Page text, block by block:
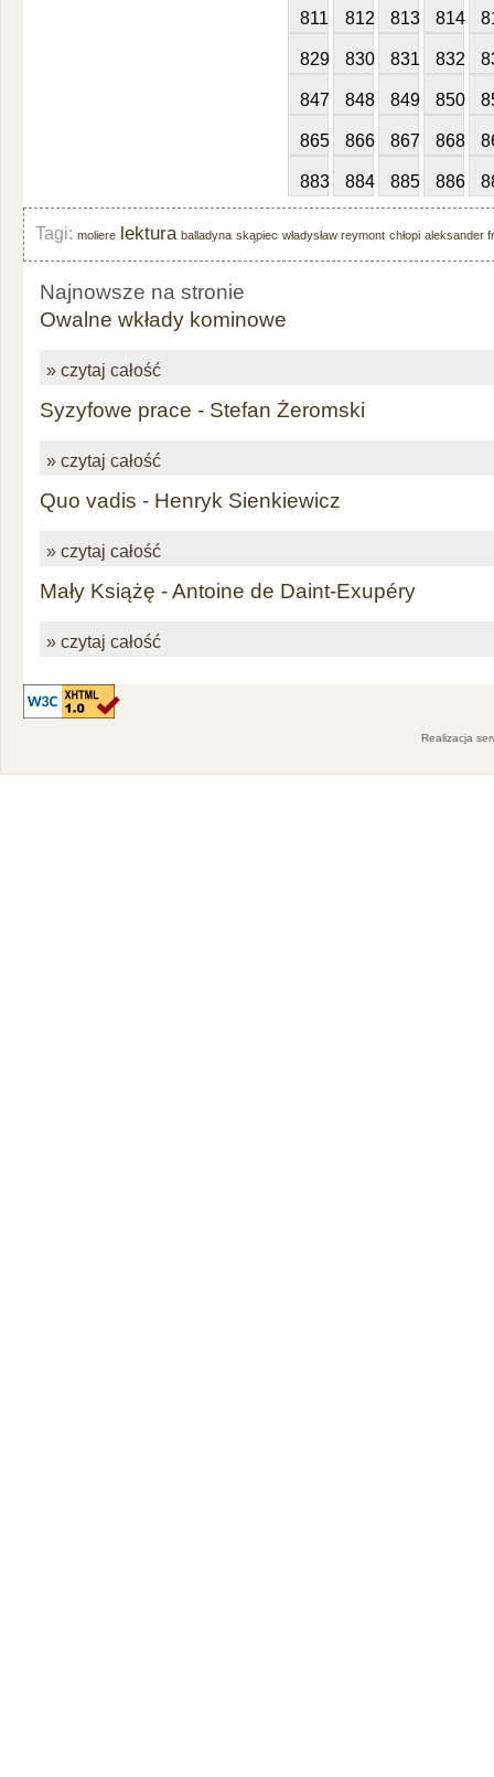
811 812 813 814
829 830 831 832
847 848 849 850
865 866 867 868
883 884 885 886
Tagi: moliere lektura balladyna skąpiec władysław reymont chłopi aleksander
Najnowsze na stronie
Owalne wkłady kominowe
» czytaj całość
Syzyfowe prace - Stefan Żeromski
» czytaj całość
Quo vadis - Henryk Sienkiewicz
» czytaj całość
Mały Książę - Antoine de Daint-Exupéry
» czytaj całość
Realizacja